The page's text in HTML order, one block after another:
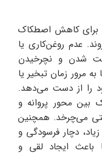
برای کاهش اصطکاک
عدم روغن‌کاری یا
شدن و نچرخیدن
مرور زمان تبخیر یا
را از دست می‌دهد.
بین محور پروانه و
می‌چرخد. همچنین
دچار فرسودگی و
باعث ایجاد لقی و